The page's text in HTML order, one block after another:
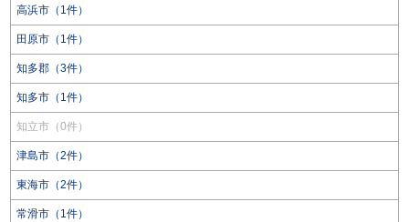
高浜市（1件）
田原市（1件）
知多郡（3件）
知多市（1件）
知立市（0件）
津島市（2件）
東海市（2件）
常滑市（1件）